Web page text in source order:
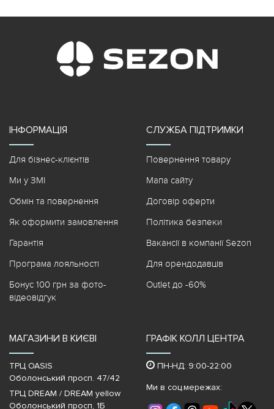
ІНФОРМАЦІЯ
Для бізнес-клієнтів
Ми у ЗМІ
Обмін та повернення
Як оформити замовлення
Гарантія
Програма лояльності
Бонус 100 грн за фото-
відеовідгук
СЛУЖБА ПІДТРИМКИ
Повернення товару
Мапа сайту
Договір оферти
Політика безпеки
Вакансії в компанії Sezon
Для орендодавців
Outlet до -60%
МАГАЗИНИ В КИЄВІ
ТРЦ OASIS
Оболонський просп. 47/42
ТРЦ DREAM / DREAM yellow
Оболонський просп, 1Б
ГРАФІК КОЛЛ ЦЕНТРА
ПН-НД: 9:00-22:00
Ми в соц.мережах: